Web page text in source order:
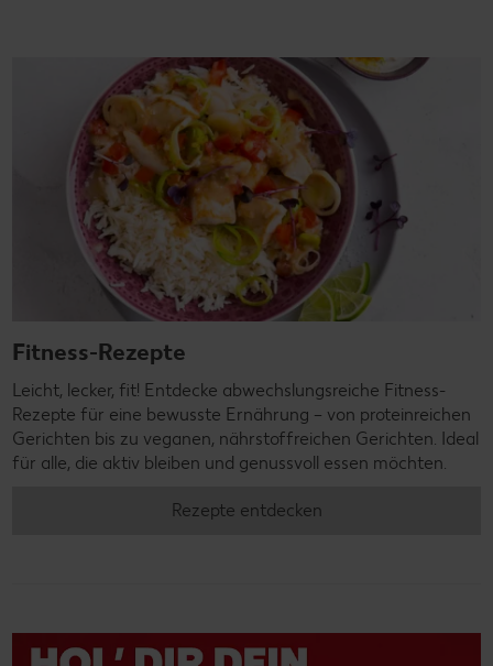
Fitness-Rezepte
Leicht, lecker, fit! Entdecke abwechslungsreiche Fitness-
Rezepte für eine bewusste Ernährung – von proteinreichen
Gerichten bis zu veganen, nährstoffreichen Gerichten. Ideal
für alle, die aktiv bleiben und genussvoll essen möchten.
Rezepte entdecken